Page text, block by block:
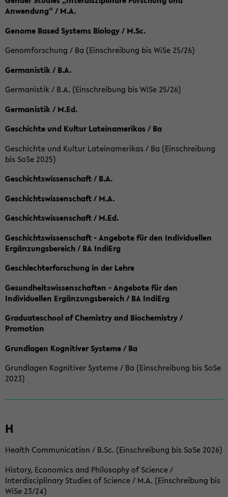
Anwendung“ / M.A.
Genome Based Systems Biology / M.Sc.
Genomforschung / Ba (Einschreibung bis WiSe 25/26)
Germanistik / B.A.
Germanistik / B.A. (Einschreibung bis WiSe 25/26)
Germanistik / M.Ed.
Geschichte und Kultur Lateinamerikas / Ba
Geschichte und Kultur Lateinamerikas / Ba (Einschreibung
bis SoSe 2025)
Geschichtswissenschaft / B.A.
Geschichtswissenschaft / M.A.
Geschichtswissenschaft / M.Ed.
Geschichtswissenschaft - Angebote für den Individuellen
Ergänzungsbereich / BA IndiErg
Geschlechterforschung in der Lehre
Gesundheitswissenschaften - Angebote für den
Individuellen Ergänzungsbereich / BA IndiErg
Graduateschool of Chemistry and Biochemistry /
Promotion
Grundlagen Kognitiver Systeme / Ba
Grundlagen Kognitiver Systeme / Ba (Einschreibung bis SoSe
2023)
H
Health Communication / B.Sc. (Einschreibung bis SoSe 2026)
History, Economics and Philosophy of Science /
Interdisciplinary Studies of Science / M.A. (Einschreibung bis
WiSe 23/24)